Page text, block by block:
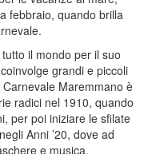
febbraio, quando brilla
il mondo per il suo
grandi e piccoli
Maremmano è
radici nel 1910, quando
per poi iniziare le sfilate
Anni ’20, dove ad
e musica.